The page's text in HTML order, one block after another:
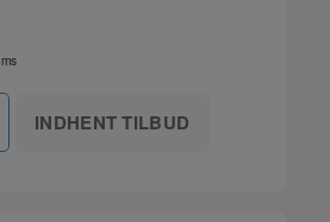
INDHENT TILBUD